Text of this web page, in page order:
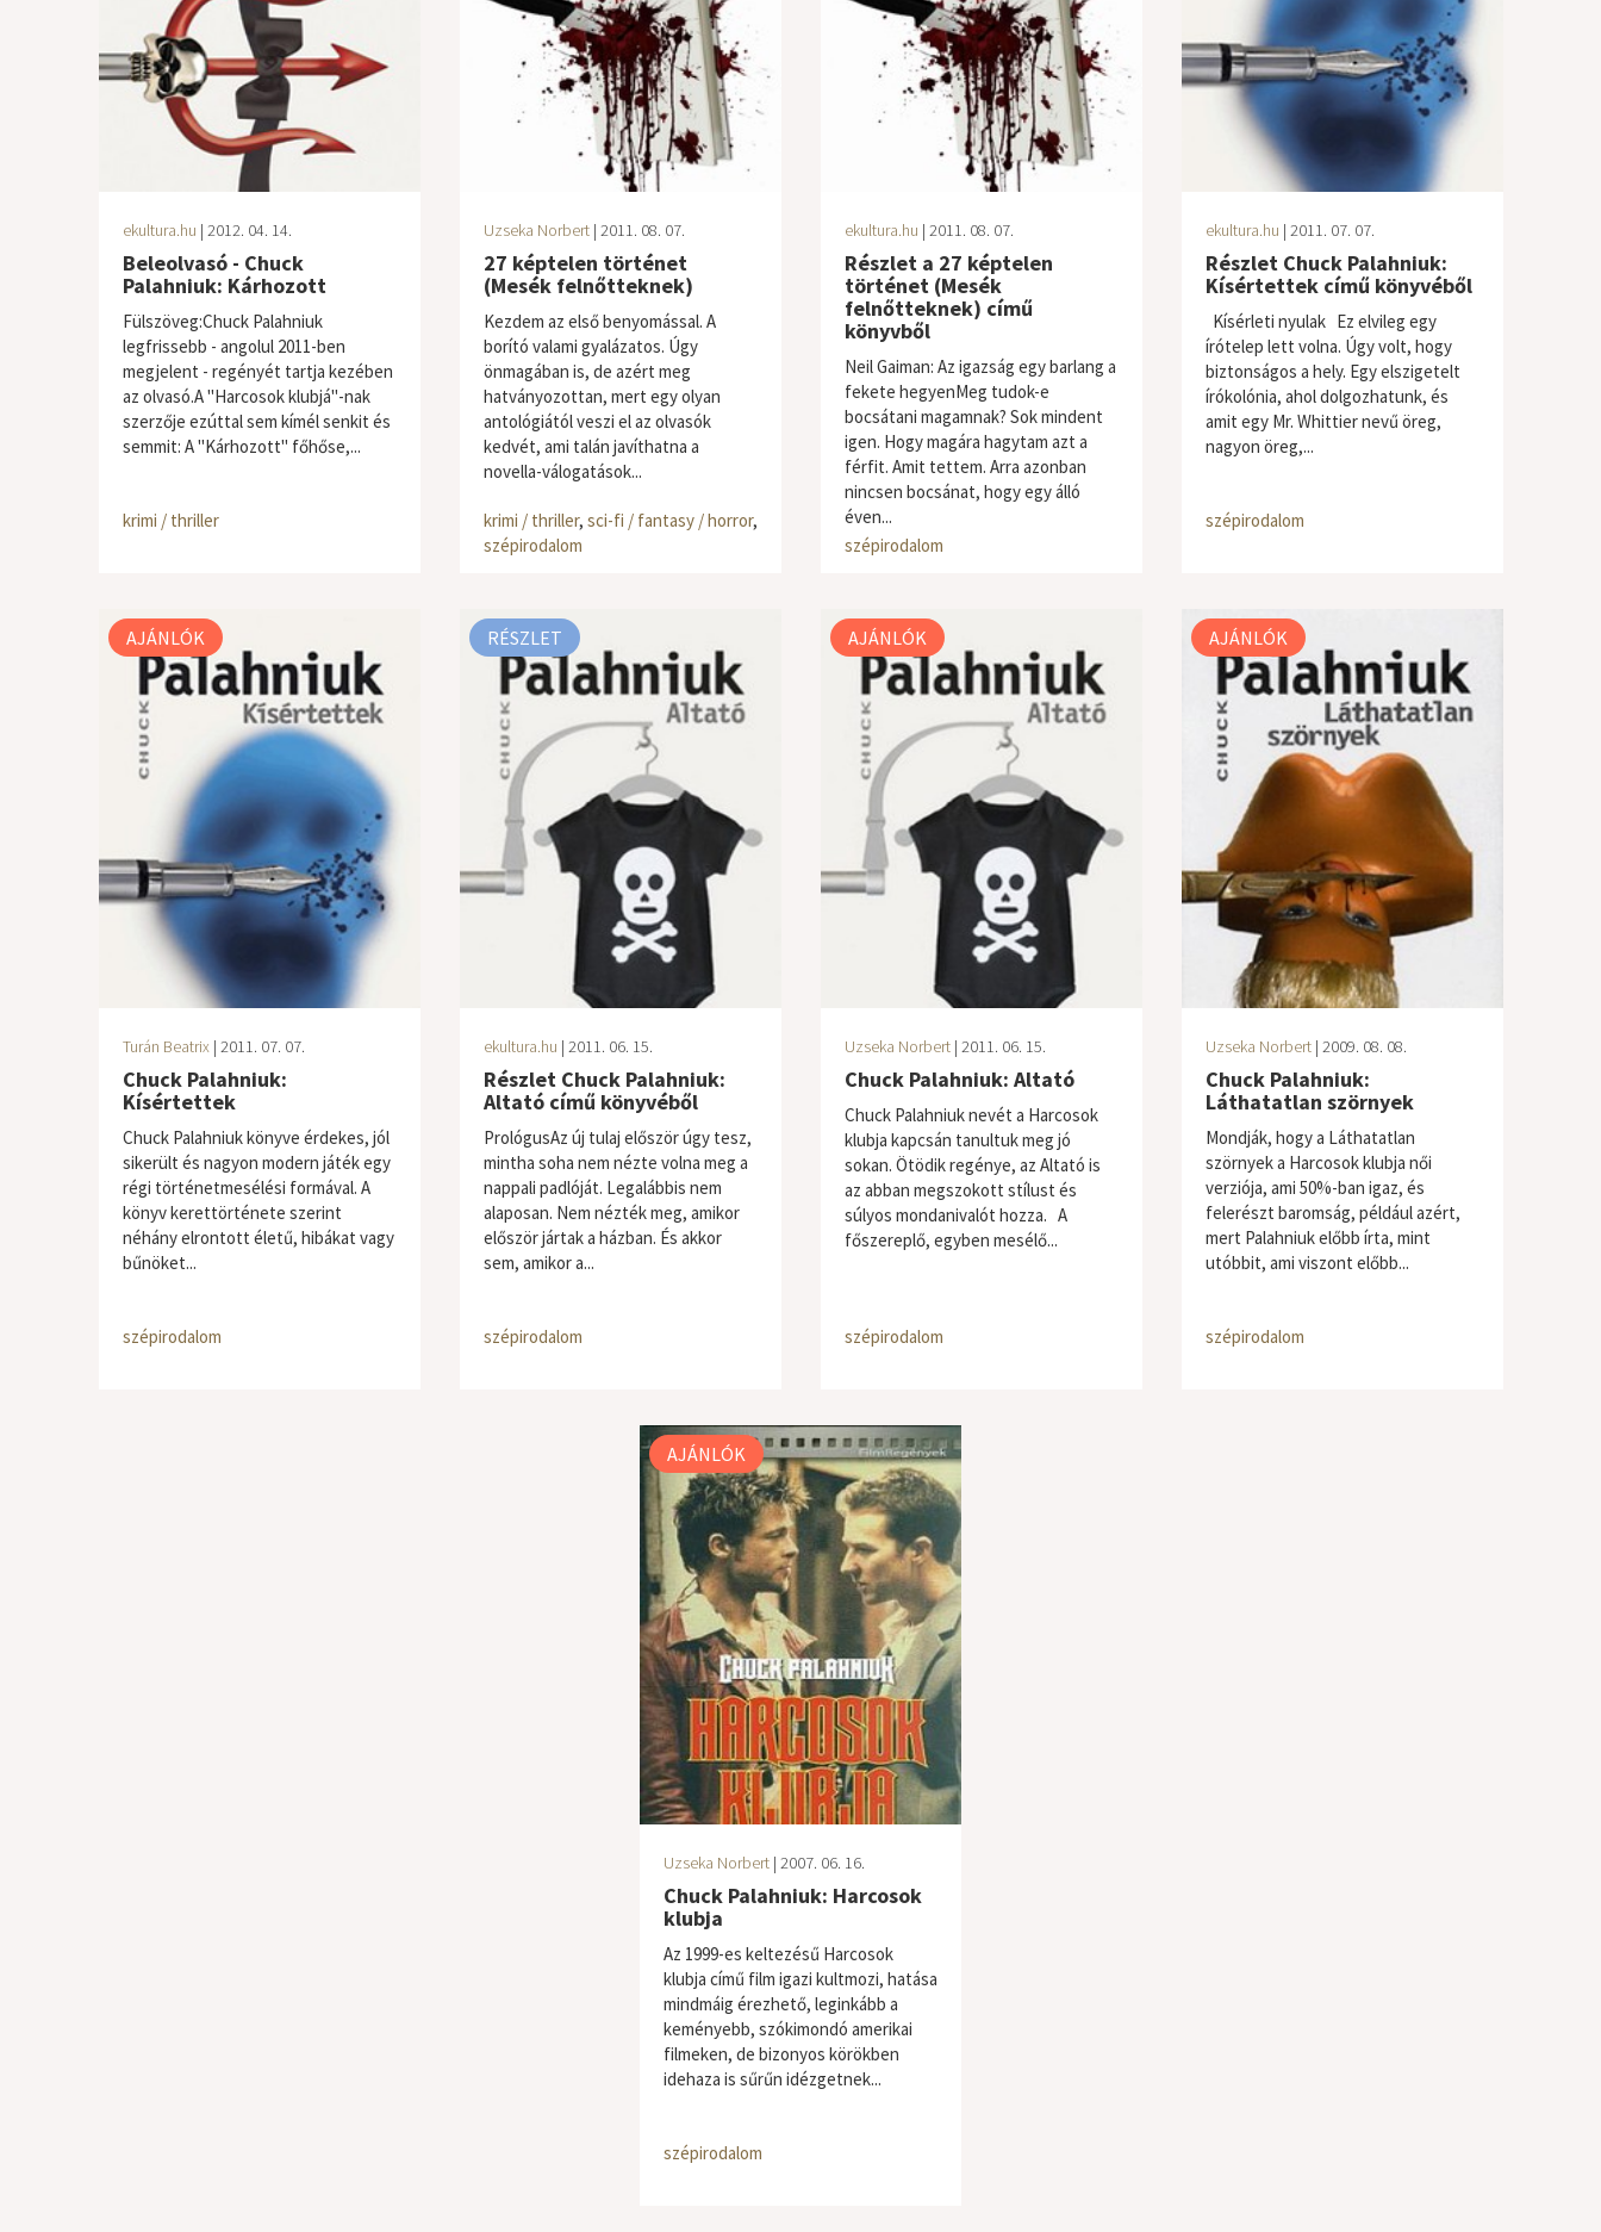
ekultura.hu | 2012. 04. 14.
Beleolvasó - Chuck
Palahniuk: Kárhozott
Fülszöveg:Chuck Palahniuk
legfrissebb - angolul 2011-ben
megjelent - regényét tartja kezében
az olvasó.A "Harcosok klubjá"-nak
szerzője ezúttal sem kímél senkit és
semmit: A "Kárhozott" főhőse,...
krimi / thriller
Uzseka Norbert| 2011. 08. 07.
27 képtelen történet
(Mesék felnőtteknek)
Kezdem az első benyomással. A
borító valami gyalázatos. Úgy
önmagában is, de azért meg
hatványozottan, mert egy olyan
antológiától veszi el az olvasók
kedvét, ami talán javíthatna a
novella-válogatások...
krimi / thriller, sci-fi / fantasy / horror,
szépirodalom
ekultura.hu | 2011. 08. 07.
Részlet a 27 képtelen
történet (Mesék
felnőtteknek) című
könyvből
Neil Gaiman: Az igazság egy barlang a
fekete hegyenMeg tudok-e
bocsátani magamnak? Sok mindent
igen. Hogy magára hagytam azt a
férfit. Amit tettem. Arra azonban
nincsen bocsánat, hogy egy álló
éven...
krimi / thriller
szépirodalom
ekultura.hu | 2011. 07. 07.
Részlet Chuck Palahniuk:
Kísértettek című könyvéből
Kísérleti nyulak Ez elvileg egy
írótelep lett volna. Úgy volt, hogy
biztonságos a hely. Egy elszigetelt
írókolónia, ahol dolgozhatunk, és
amit egy Mr. Whittier nevű öreg,
nagyon öreg,...
szépirodalom
AJÁNLÓK
Turán Beatrix| 2011. 07. 07.
Chuck Palahniuk:
Kísértettek
Chuck Palahniuk könyve érdekes, jól
sikerült és nagyon modern játék egy
régi történetmesélési formával. A
könyv kerettörténete szerint
néhány elrontott életű, hibákat vagy
bűnöket...
szépirodalom
RÉSZLET
ekultura.hu | 2011. 06. 15.
Részlet Chuck Palahniuk:
Altató című könyvéből
PrológusAz új tulaj először úgy tesz,
mintha soha nem nézte volna meg a
nappali padlóját. Legalábbis nem
alaposan. Nem nézték meg, amikor
először jártak a házban. És akkor
sem, amikor a...
szépirodalom
AJÁNLÓK
Uzseka Norbert| 2011. 06. 15.
Chuck Palahniuk: Altató
Chuck Palahniuk nevét a Harcosok
klubja kapcsán tanultuk meg jó
sokan. Ötödik regénye, az Altató is
az abban megszokott stílust és
súlyos mondanivalót hozza. A
főszereplő, egyben mesélő...
szépirodalom
AJÁNLÓK
Uzseka Norbert| 2009. 08. 08.
Chuck Palahniuk:
Láthatatlan szörnyek
Mondják, hogy a Láthatatlan
szörnyek a Harcosok klubja női
verziója, ami 50%-ban igaz, és
felerészt baromság, például azért,
mert Palahniuk előbb írta, mint
utóbbit, ami viszont előbb...
szépirodalom
AJÁNLÓK
Uzseka Norbert | 2007. 06. 16.
Chuck Palahniuk: Harcosok
klubja
Az 1999-es keltezésű Harcosok
klubja című film igazi kultmozi, hatása
mindmáig érezhető, leginkább a
keményebb, szókimondó amerikai
filmeken, de bizonyos körökben
idehaza is sűrűn idézgetnek...
szépirodalom